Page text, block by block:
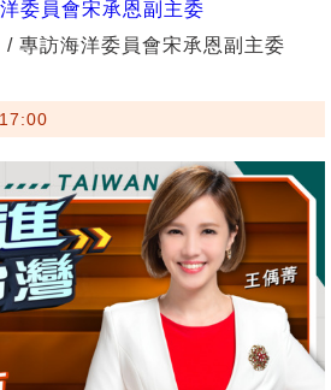
/ 專訪海洋委員會宋承恩副主委